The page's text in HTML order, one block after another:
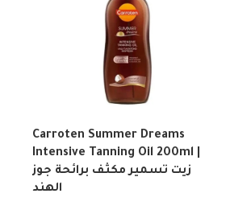
Carroten Summer Dreams
Intensive Tanning Oil 200ml |
زيت تسمير مكثف برائحة جوز
الهند